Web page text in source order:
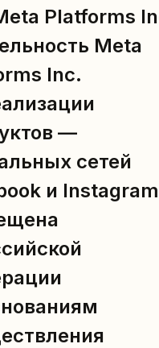
Platforms
Meta
Inc.
—
сетей
и Instagram